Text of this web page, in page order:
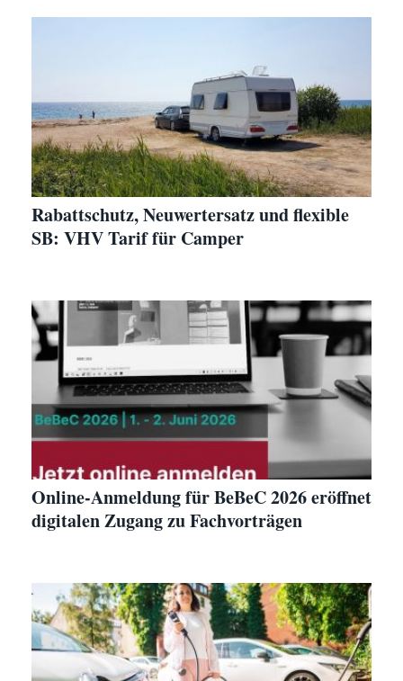
Rabattschutz, Neuwertersatz und flexible
SB: VHV Tarif für Camper
Online-Anmeldung für BeBeC 2026 eröffnet
digitalen Zugang zu Fachvorträgen